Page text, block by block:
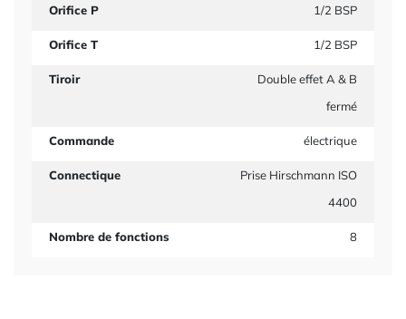
Orifice P 1/2 BSP
Orifice T 1/2 BSP
Tiroir
Double effet A & B
fermé
Commande électrique
Connectique
Prise Hirschmann ISO
4400
Nombre de fonctions 8